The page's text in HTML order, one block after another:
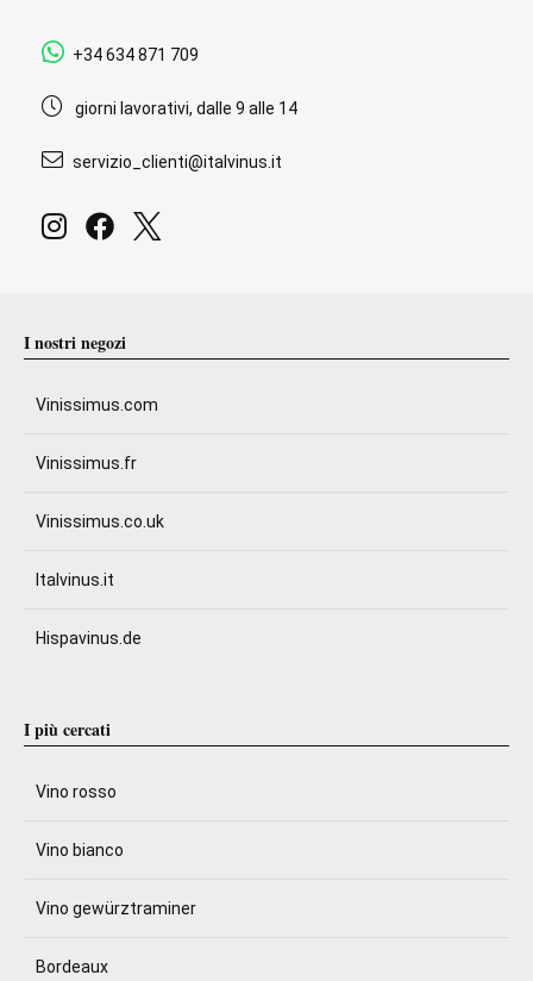
+34 634 871 709
giorni lavorativi, dalle 9 alle 14
servizio_clienti@italvinus.it
I nostri negozi
Vinissimus.com
Vinissimus.fr
Vinissimus.co.uk
Italvinus.it
Hispavinus.de
I più cercati
Vino rosso
Vino bianco
Vino gewürztraminer
Bordeaux